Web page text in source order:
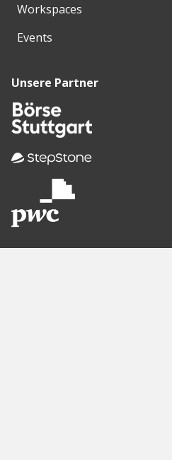
Workspaces
Events
Unsere Partner